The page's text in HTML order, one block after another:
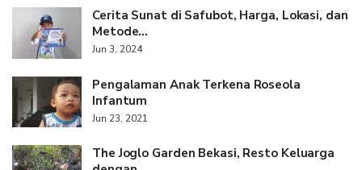
Cerita Sunat di Safubot, Harga, Lokasi, dan
Metode…
Jun 3, 2024
Pengalaman Anak Terkena Roseola
Infantum
Jun 23, 2021
The Joglo Garden Bekasi, Resto Keluarga